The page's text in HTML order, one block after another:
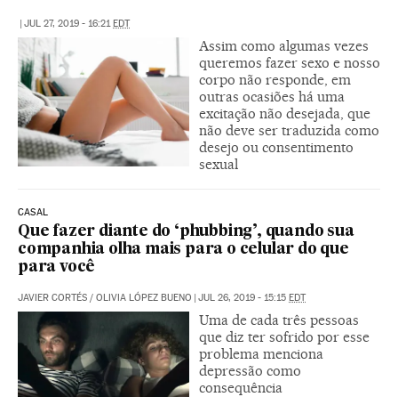
| JUL 27, 2019 - 16:21 EDT
Assim como algumas vezes
queremos fazer sexo e nosso
corpo não responde, em
outras ocasiões há uma
excitação não desejada, que
não deve ser traduzida como
desejo ou consentimento
sexual
CASAL
Que fazer diante do ‘phubbing’, quando sua
companhia olha mais para o celular do que
para você
JAVIER CORTÉS / OLIVIA LÓPEZ BUENO | JUL 26, 2019 - 15:15 EDT
Uma de cada três pessoas
que diz ter sofrido por esse
problema menciona
depressão como
consequência